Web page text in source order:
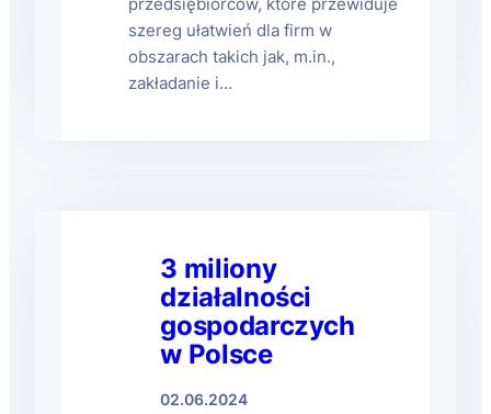
przedsiębiorców, które przewiduje
szereg ułatwień dla firm w
obszarach takich jak, m.in.,
zakładanie i…
3 miliony
działalności
gospodarczych
w Polsce
02.06.2024